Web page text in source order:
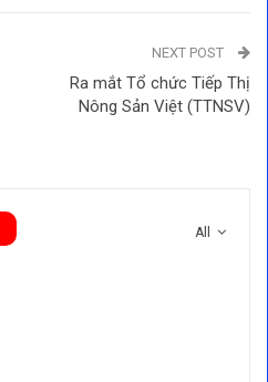
NEXT POST
Ra mắt Tổ chức Tiếp Thị
Nông Sản Việt (TTNSV)
All